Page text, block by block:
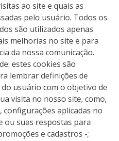
ao site e quais as
pelo usuário. Todos os
são utilizados apenas
melhorias no site e para
da nossa comunicação.
estes cookies são
lembrar definições de
usuário com o objetivo de
visita no nosso site, como,
configurações aplicadas no
ou suas respostas para
e cadastros -;